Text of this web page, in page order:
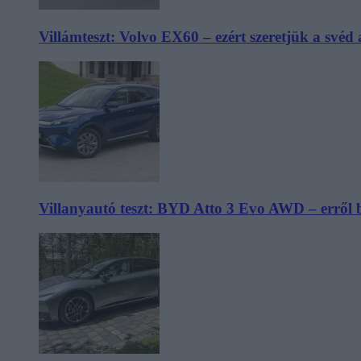
Villámteszt: Volvo EX60 – ezért szeretjük a svéd
Villanyautó teszt: BYD Atto 3 Evo AWD – erről